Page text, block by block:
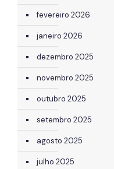
fevereiro 2026
janeiro 2026
dezembro 2025
novembro 2025
outubro 2025
setembro 2025
agosto 2025
julho 2025